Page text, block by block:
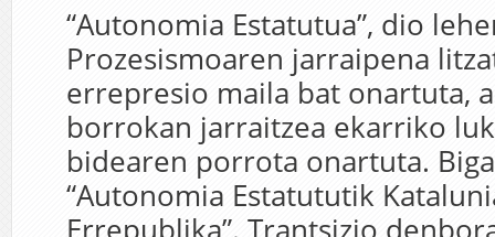
“Autonomia Estatutua”, dio
Prozesismoaren jarraipena
errepresio maila bat onartuta,
borrokan jarraitzea ekarriko
bidearen porrota onartuta.
“Autonomia Estatututik